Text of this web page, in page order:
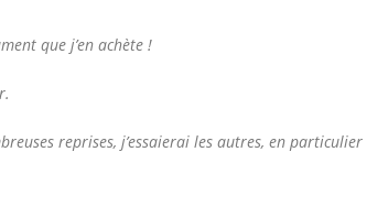
que j’en achète !
reprises, j’essaierai les autres, en particulier